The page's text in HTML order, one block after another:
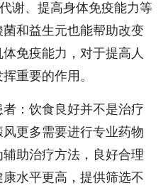
谢、提高身体免疫能力等
和益生元也能帮助改变
免疫能力，对于提高人
重要的作用。
：饮食良好并不是治疗
更多需要进行专业药物
助治疗方法，良好合理
水平更高，提供筛选不